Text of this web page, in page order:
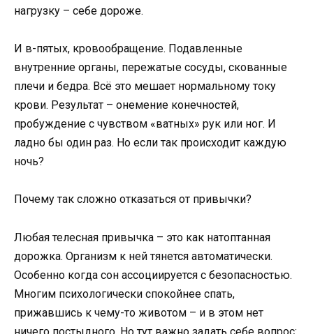
нагрузку – себе дороже.
И в-пятых, кровообращение. Подавленные
внутренние органы, пережатые сосуды, скованные
плечи и бедра. Всё это мешает нормальному току
крови. Результат – онемение конечностей,
пробуждение с чувством «ватных» рук или ног. И
ладно бы один раз. Но если так происходит каждую
ночь?
Почему так сложно отказаться от привычки?
Любая телесная привычка – это как натоптанная
дорожка. Организм к ней тянется автоматически.
Особенно когда сон ассоциируется с безопасностью.
Многим психологически спокойнее спать,
прижавшись к чему-то животом – и в этом нет
ничего постыдного. Но тут важно задать себе вопрос: